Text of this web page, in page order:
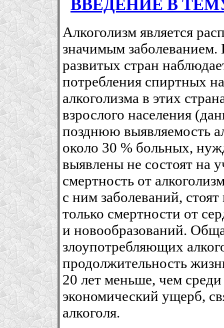
ВВЕДЕНИЕ В
Алкоголизм является
значимым
развитых стран
потребления спиртных
алкоголизма в этих
взрослого населения
позднюю выявляемость
около 30 % больных,
выявлены не состоят на
смертность от
с ним заболеваний,
только смертности от
и новообразований.
злоупотребляющих
продолжительность
20 лет меньше, чем
экономический ущерб,
алкоголя.